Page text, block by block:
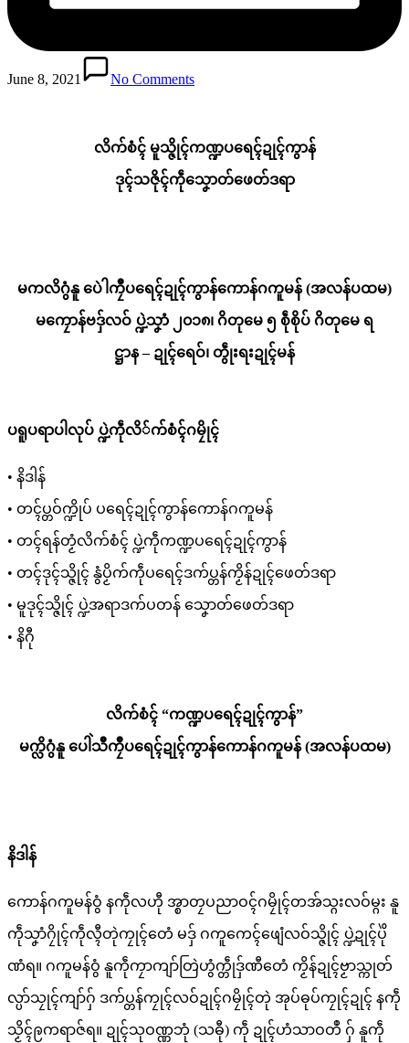
June 8, 2021 No Comments
လိက်စံၚ် မူသ္ဇိုၚ်ကဏ္ဍပရေၚ်ဍုၚ်ကွာန်
ဒုၚ်သဇိုၚ်ကဵုသၞောတ်ဖေတ်ဒရာ
မကလိဂွံနူ ပေဲါကၠဳပရေၚ်ဍုၚ်ကွာန်ကောန်ဂကူမန် (အလန်ပထမ)
မကၠောန်ဗဒှ်လဝ် ပ္ဍဲသၞာံ ၂၀၁၈၊ ဂိတုမေ ၅ စဵုစိုပ် ဂိတုမေ ရ
ဋ္ဌာန – ဍုၚ်ရေဝ်၊ တွဵုးရးဍုၚ်မန်
ပရူပရာပါလုပ် ပ္ဍဲကဵုလိ်က်စံၚ်ဂမၠိုၚ်
• နိဒါန်
• တၚ်ပ္တဝ်က္ဍိုပ် ပရေၚ်ဍုၚ်ကွာန်ကောန်ဂကူမန်
• တၚ်ရန်တၟံလိက်စံၚ် ပ္ဍဲကဵုကဏ္ဍပရေၚ်ဍုၚ်ကွာန်
• တၚ်ဒုၚ်သ္ဇိုၚ် နွံပၟိက်ကဵုပရေၚ်ဒက်ပ္တန်ကၟိန်ဍုၚ်ဖေတ်ဒရာ
• မူဒုၚ်သ္ဇိုၚ် ပ္ဍဲအရာဒက်ပတန် သၞောတ်ဖေတ်ဒရာ
• နိဂီု
လိက်စံၚ် “ကဏ္ဍပရေၚ်ဍုၚ်ကွာန်”
မက္လိဂွံနူ ပေါဲသဳကၠဳပရေၚ်ဍုၚ်ကွာန်ကောန်ဂကူမန် (အလန်ပထမ)
နိဒါန်
ကောန်ဂကူမန်ဝွံ နကဵုလဟီု အ္စာတၠပညာဝၚ်ဂမၠိုၚ်တအ်သ္ဂးလဝ်မ္ဂး နူ
ကဵုသၞာံဂၠိုၚ်ကဵုလ္ၚီတုဲကၠုၚ်တေံ မဒှ် ဂကူကေၚ်ဖျေံလဝ်သ္ဇိုၚ် ပ္ဍဲဍုၚ်ပိုဲ
ဏံရ။ ဂကူမန်ဝွံ နူကဵုကၠာကျာ်တြဲဟွံက္တဵုဒှ်ဏီတေံ ကၟိန်ဍုၚ်ဗၟာသ္ကုတ်
လ္ပာ်သၠုၚ်ကျာ်ဂှ် ဒက်ပ္တန်ကၠုၚ်လဝ်ဍုၚ်ဂမၠိုၚ်တုဲ အုပ်ဓုပ်ကၠုၚ်ဍုၚ် နကဵု
သၟိၚ်ဨကရာဇ်ရ။ ဍုၚ်သုဝဏ္ဏဘုံ (သဓီု) ကဵု ဍုၚ်ဟံသာဝတဳ ဂှ် နူကဵု